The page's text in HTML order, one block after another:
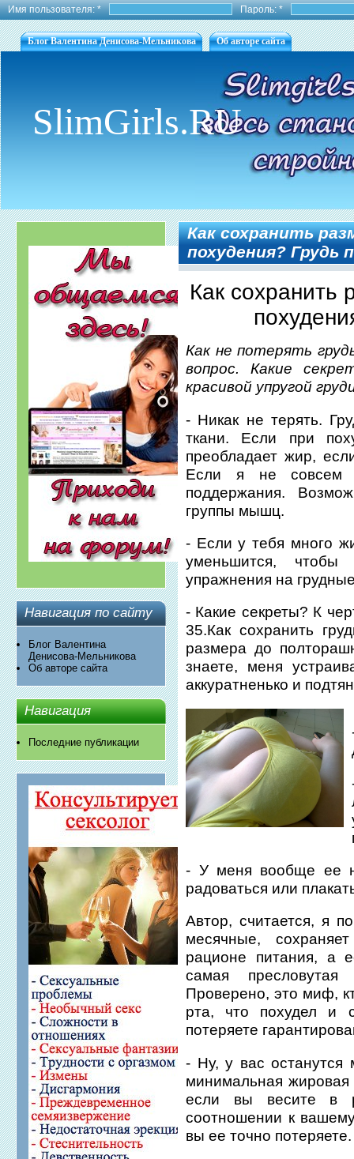
Имя пользователя:* Пароль:*
Блог Валентина Денисова-Мельникова Об авторе сайта
SlimGirls.RU
Навигация по сайту
Блог Валентина
Денисова-Мельникова
Об авторе сайта
Навигация
Последние публикации
Как сохранить
похудения? Грудь
Как сохранить
Как не потерять
вопрос. Какие
красивой упругой
- Никак не терять.
ткани. Если при
преобладает жир,
Если я не совсем
поддержания.
группы мышц.
- Если у тебя много
уменьшится,
упражнения на
- Какие секреты? К
35.Как сохранить
размера до
знаете, меня
аккуратненько и
- У меня вообще ее
радоваться или
Автор, считается, я
месячные,
рационе питания, а
самая
Проверено, это миф,
рта, что похудел и
потеряете
- Ну, у вас
минимальная жировая
если вы весите в
соотношении к
вы ее точно потеряете.